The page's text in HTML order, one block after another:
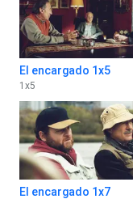
El encargado 1x5
1 x5
El encargado 1x7